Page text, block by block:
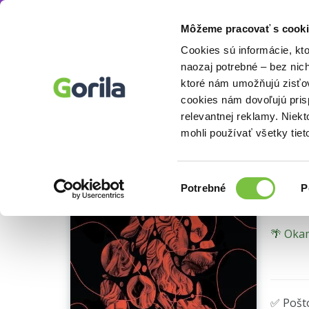
Môžeme pracovať s
Cookies sú informácie,
naozaj potrebné – bez
ktoré nám umožňujú
cookies nám dovoľujú
relevantnej reklamy.
mohli používať všetky
súhlasu
Potrebné
Odborné a náučné knihy
Štěstí
🌴
✅